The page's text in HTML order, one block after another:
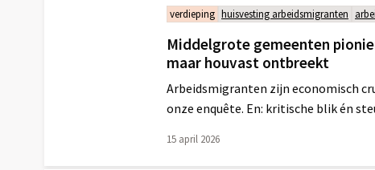
verdieping huisvesting arbeidsmigranten
Middelgrote gemeenten
maar houvast ontbreekt
Arbeidsmigranten zijn economisch
onze enquête. En: kritische blik én
15 april 2026